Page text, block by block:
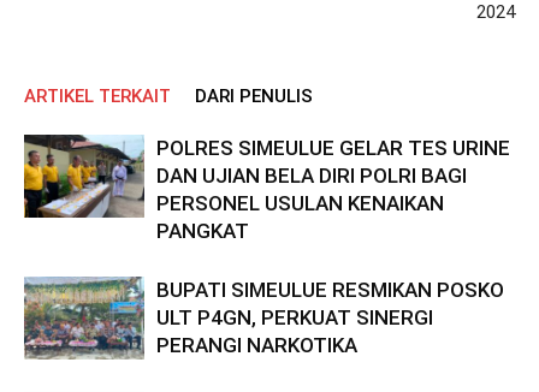
2024
ARTIKEL TERKAIT DARI PENULIS
POLRES SIMEULUE GELAR TES URINE
DAN UJIAN BELA DIRI POLRI BAGI
PERSONEL USULAN KENAIKAN
PANGKAT
BUPATI SIMEULUE RESMIKAN POSKO
ULT P4GN, PERKUAT SINERGI
PERANGI NARKOTIKA